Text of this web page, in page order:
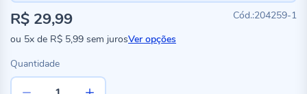
204259-1
R$ 29,99
ou 5x de R$ 5,99 sem jurosVer opções
Quantidade